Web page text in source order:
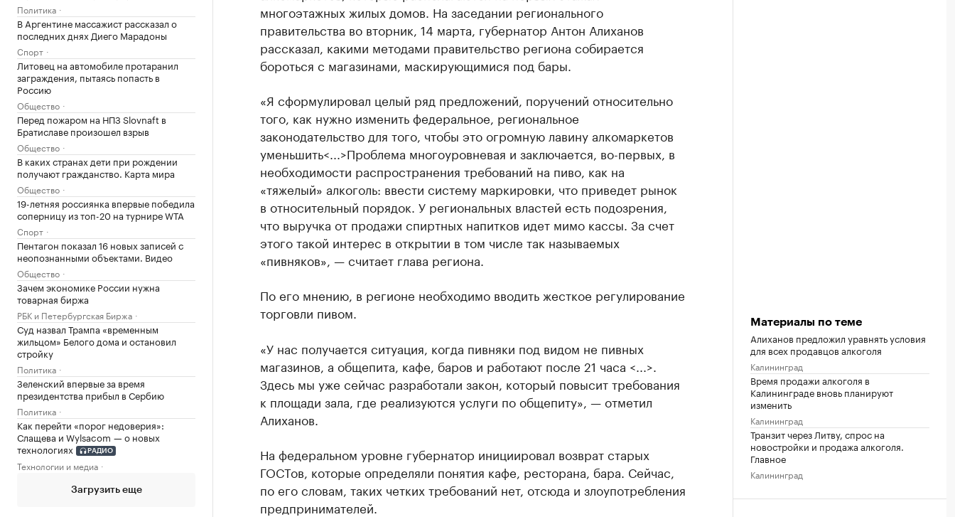
Политика
В Аргентине массажист рассказал о
последних днях Диего Марадоны
Спорт
Литовец на автомобиле протаранил
заграждения, пытаясь попасть в
Россию
Общество
Перед пожаром на НПЗ Slovnaft в
Братиславе произошел взрыв
Общество
В каких странах дети при рождении
получают гражданство. Карта мира
Общество
19-летняя россиянка впервые победила
соперницу из топ-20 на турнире WTA
Спорт
Пентагон показал 16 новых записей с
неопознанными объектами. Видео
Общество
Зачем экономике России нужна
товарная биржа
РБК и Петербургская Биржа
Суд назвал Трампа «временным
жильцом» Белого дома и остановил
стройку
Политика
Зеленский впервые за время
президентства прибыл в Сербию
Политика
Как перейти «порог недоверия»:
Слащева и Wylsacom — о новых
технологиях
РАДИО
Технологии и медиа
Загрузить еще
многоэтажных жилых домов. На заседании регионального
правительства во вторник, 14 марта, губернатор Антон Алиханов
рассказал, какими методами правительство региона собирается
бороться с магазинами, маскирующимися под бары.
«Я сформулировал целый ряд предложений, поручений относительно
того, как нужно изменить федеральное, региональное
законодательство для того, чтобы это огромную лавину алкомаркетов
уменьшить<...>Проблема многоуровневая и заключается, во-первых, в
необходимости распространения требований на пиво, как на
«тяжелый» алкоголь: ввести систему маркировки, что приведет рынок
в относительный порядок. У региональных властей есть подозрения,
что выручка от продажи спиртных напитков идет мимо кассы. За счет
этого такой интерес в открытии в том числе так называемых
«пивняков», — считает глава региона.
По его мнению, в регионе необходимо вводить жесткое регулирование
торговли пивом.
«У нас получается ситуация, когда пивняки под видом не пивных
магазинов, а общепита, кафе, баров и работают после 21 часа <...>.
Здесь мы уже сейчас разработали закон, который повысит требования
к площади зала, где реализуются услуги по общепиту», — отметил
Алиханов.
На федеральном уровне губернатор инициировал возврат старых
ГОСТов, которые определяли понятия кафе, ресторана, бара. Сейчас,
по его словам, таких четких требований нет, отсюда и злоупотребления
предпринимателей.
Материалы по теме
Алиханов предложил уравнять условия
для всех продавцов алкоголя
Калининград
Время продажи алкоголя в
Калининграде вновь планируют
изменить
Калининград
Транзит через Литву, спрос на
новостройки и продажа алкоголя.
Главное
Калининград